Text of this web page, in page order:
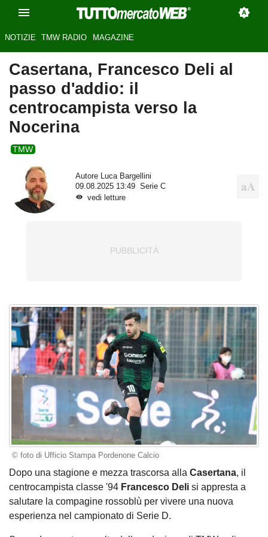
NOTIZIE TMW RADIO MAGAZINE
Casertana, Francesco Deli al
passo d'addio: il
centrocampista verso la
Nocerina
TMW
Autore Luca Bargellini
09.08.2025 13:49
Serie C
vedi letture
© foto di Ufficio Stampa Pordenone Calcio
Dopo una stagione e mezza trascorsa alla Casertana, il
centrocampista classe '94 Francesco Deli si appresta a
salutare la compagine rossoblù per vivere una nuova
esperienza nel campionato di Serie D.